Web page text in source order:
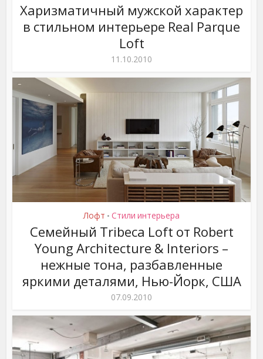
Харизматичный мужской характер
в стильном интерьере Real Parque
Loft
11.10.2010
Лофт • Стили интерьера
Семейный Tribeca Loft от Robert
Young Architecture & Interiors –
нежные тона, разбавленные
яркими деталями, Нью-Йорк, США
07.09.2010